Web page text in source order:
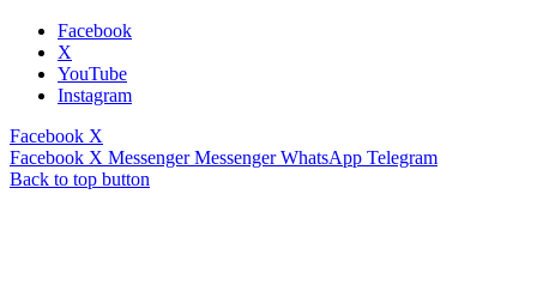
Facebook
X
YouTube
Instagram
Facebook X
Facebook X Messenger Messenger WhatsApp Telegram
Back to top button